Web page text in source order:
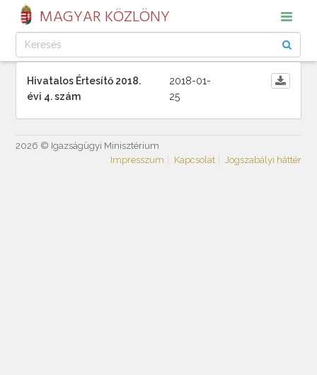
MAGYAR KÖZLÖNY
Hivatalos Értesítő 2018.
évi 4. szám
2018-01-
25
2026 © Igazságügyi Minisztérium
Impresszum
Kapcsolat Jogszabályi háttér